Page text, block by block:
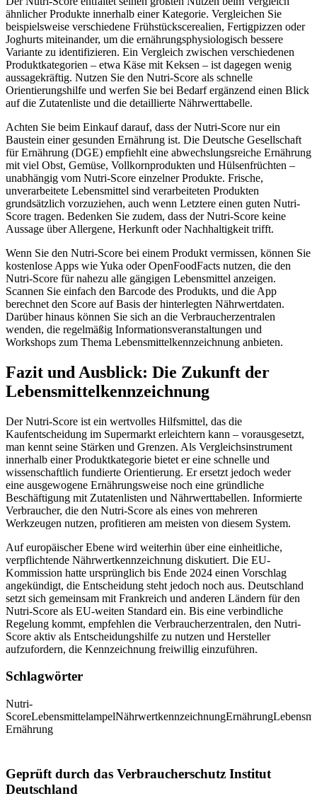
ähnlicher Produkte innerhalb einer Kategorie. Vergleichen Sie
beispielsweise verschiedene Frühstückscerealien, Fertigpizzen oder
Joghurts miteinander, um die ernährungsphysiologisch bessere
Variante zu identifizieren. Ein Vergleich zwischen verschiedenen
Produktkategorien – etwa Käse mit Keksen – ist dagegen wenig
aussagekräftig. Nutzen Sie den Nutri-Score als schnelle
Orientierungshilfe und werfen Sie bei Bedarf ergänzend einen Blick
auf die Zutatenliste und die detaillierte Nährwerttabelle.
Achten Sie beim Einkauf darauf, dass der Nutri-Score nur ein
Baustein einer gesunden Ernährung ist. Die Deutsche Gesellschaft
für Ernährung (DGE) empfiehlt eine abwechslungsreiche Ernährung
mit viel Obst, Gemüse, Vollkornprodukten und Hülsenfrüchten –
unabhängig vom Nutri-Score einzelner Produkte. Frische,
unverarbeitete Lebensmittel sind verarbeiteten Produkten
grundsätzlich vorzuziehen, auch wenn Letztere einen guten Nutri-
Score tragen. Bedenken Sie zudem, dass der Nutri-Score keine
Aussage über Allergene, Herkunft oder Nachhaltigkeit trifft.
Wenn Sie den Nutri-Score bei einem Produkt vermissen, können Sie
kostenlose Apps wie Yuka oder OpenFoodFacts nutzen, die den
Nutri-Score für nahezu alle gängigen Lebensmittel anzeigen.
Scannen Sie einfach den Barcode des Produkts, und die App
berechnet den Score auf Basis der hinterlegten Nährwertdaten.
Darüber hinaus können Sie sich an die Verbraucherzentralen
wenden, die regelmäßig Informationsveranstaltungen und
Workshops zum Thema Lebensmittelkennzeichnung anbieten.
Fazit und Ausblick: Die Zukunft der
Lebensmittelkennzeichnung
Der Nutri-Score ist ein wertvolles Hilfsmittel, das die
Kaufentscheidung im Supermarkt erleichtern kann – vorausgesetzt,
man kennt seine Stärken und Grenzen. Als Vergleichsinstrument
innerhalb einer Produktkategorie bietet er eine schnelle und
wissenschaftlich fundierte Orientierung. Er ersetzt jedoch weder
eine ausgewogene Ernährungsweise noch eine gründliche
Beschäftigung mit Zutatenlisten und Nährwerttabellen. Informierte
Verbraucher, die den Nutri-Score als eines von mehreren
Werkzeugen nutzen, profitieren am meisten von diesem System.
Auf europäischer Ebene wird weiterhin über eine einheitliche,
verpflichtende Nährwertkennzeichnung diskutiert. Die EU-
Kommission hatte ursprünglich bis Ende 2024 einen Vorschlag
angekündigt, die Entscheidung steht jedoch noch aus. Deutschland
setzt sich gemeinsam mit Frankreich und anderen Ländern für den
Nutri-Score als EU-weiten Standard ein. Bis eine verbindliche
Regelung kommt, empfehlen die Verbraucherzentralen, den Nutri-
Score aktiv als Entscheidungshilfe zu nutzen und Hersteller
aufzufordern, die Kennzeichnung freiwillig einzuführen.
Schlagwörter
Nutri-
ScoreLebensmittelampelNährwertkennzeichnungErnährung
Ernährung
Geprüft durch das Verbraucherschutz Institut
Deutschland